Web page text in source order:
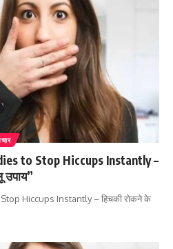
to Stop Hiccups Instantly –
उपाय”
Hiccups Instantly – हिचकी रोकने के